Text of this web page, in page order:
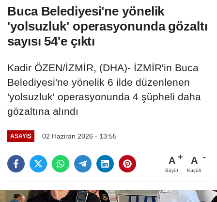
Buca Belediyesi'ne yönelik
'yolsuzluk' operasyonunda gözaltı
sayısı 54'e çıktı
Kadir ÖZEN/İZMİR, (DHA)- İZMİR'in Buca
Belediyesi'ne yönelik 6 ilde düzenlenen
'yolsuzluk' operasyonunda 4 şüpheli daha
gözaltına alındı
ASAYIŞ 02 Haziran 2026 - 13:55
A
Büyüt
A
Küçült